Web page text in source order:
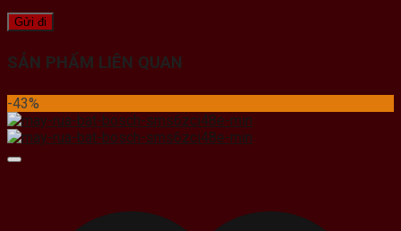
SẢN PHẨM LIÊN QUAN
-43%